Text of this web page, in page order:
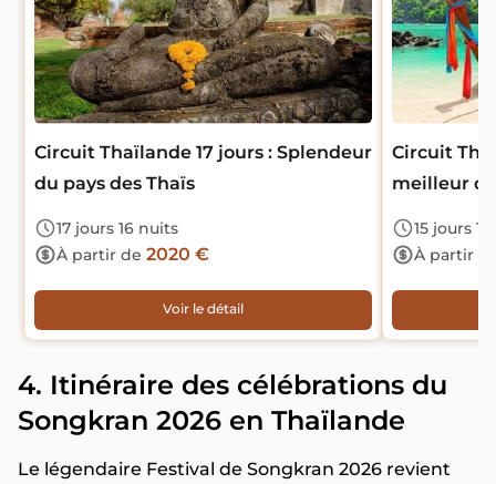
Circuit Thaïlande 17 jours : Splendeur
du pays des Thaïs
17 jours 16 nuits
À partir de 2020 €
Voir le détail
Circuit
meilleur
15 jours
À partir
4. Itinéraire des célébrations du
Songkran 2026 en Thaïlande
Le légendaire Festival de Songkran 2026 revient